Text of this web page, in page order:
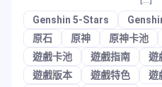
Genshin 5-Stars
原石
原神 原神卡池
遊戲卡池
遊戲指南 遊
遊戲版本
遊戲特色 遊